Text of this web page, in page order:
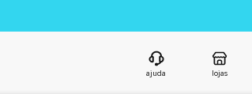
ajuda lojas